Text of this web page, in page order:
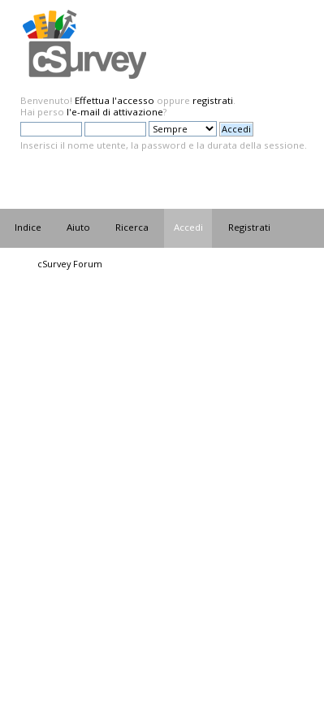
Benvenuto! Effettua l'accesso oppure registrati.
Hai perso l'e-mail di attivazione?
Inserisci il nome utente, la password e la durata della sessione.
Indice Aiuto Ricerca Accedi Registrati
cSurvey Forum